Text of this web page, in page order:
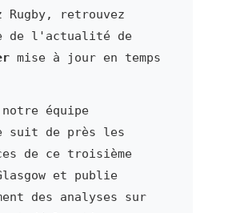
Rugby, retrouvez
de l'actualité de
mise à jour en temps
équipe
suit de près les
de ce troisième
et publie
des analyses sur